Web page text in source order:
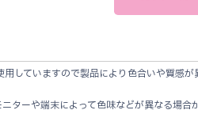
用していますので製品により色合いや質感が
ターや端末によって色味などが異なる場合